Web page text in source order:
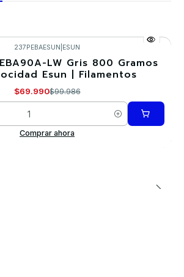
237PEBAESUN ESUN
LW Gris 800 Gramos
Esun | Filamentos
$69.990$99.986
Comprar ahora